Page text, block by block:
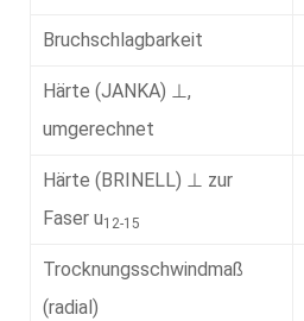
Bruchschlagbarkeit
Härte (JANKA) ⊥,
umgerechnet
Härte (BRINELL) ⊥ zur
Faser u12-15
Trocknungsschwindmaß
(radial)